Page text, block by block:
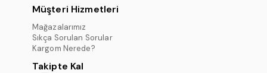
Müşteri Hizmetleri
Mağazalarımız
Sıkça Sorulan Sorular
Kargom Nerede?
Takipte Kal